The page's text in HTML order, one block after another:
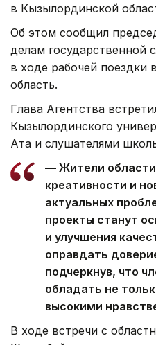
в Кызылординской
Об этом сообщил
делам государственной
в ходе рабочей поездки
область.
Глава Агентства
Кызылординского
Ата и слушателями
— Жители
креативности и
актуальных
проекты станут
и улучшения
оправдать
подчеркнув, что
обладать не
высокими
В ходе встречи с